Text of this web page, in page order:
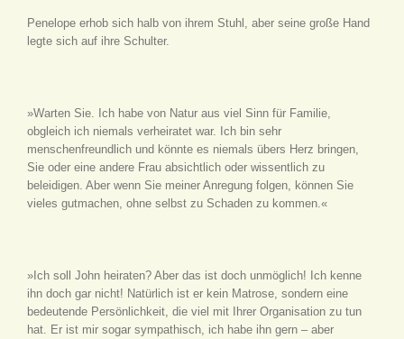
Penelope erhob sich halb von ihrem Stuhl, aber seine große Hand
legte sich auf ihre Schulter.
»Warten Sie. Ich habe von Natur aus viel Sinn für Familie,
obgleich ich niemals verheiratet war. Ich bin sehr
menschenfreundlich und könnte es niemals übers Herz bringen,
Sie oder eine andere Frau absichtlich oder wissentlich zu
beleidigen. Aber wenn Sie meiner Anregung folgen, können Sie
vieles gutmachen, ohne selbst zu Schaden zu kommen.«
»Ich soll John heiraten? Aber das ist doch unmöglich! Ich kenne
ihn doch gar nicht! Natürlich ist er kein Matrose, sondern eine
bedeutende Persönlichkeit, die viel mit Ihrer Organisation zu tun
hat. Er ist mir sogar sympathisch, ich habe ihn gern – aber